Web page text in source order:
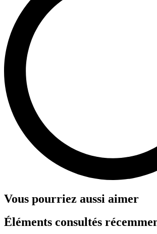
Vous pourriez aussi aimer
Éléments consultés